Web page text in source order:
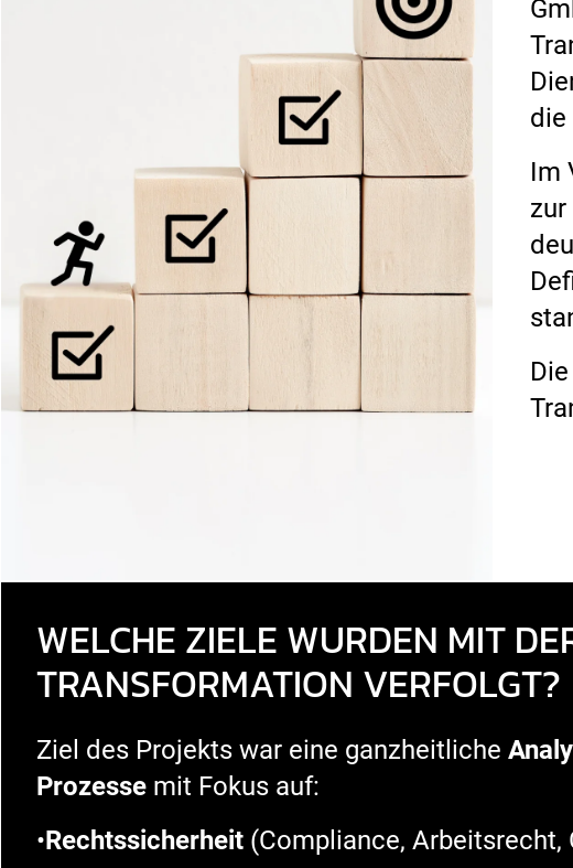
die
Im
WELCHE ZIELE WURDEN MIT
TRANSFORMATION VERFOLGT?
Ziel des Projekts war eine ganzheitliche
Prozesse mit Fokus auf:
•Rechtssicherheit (Compliance, Arbeitsrecht,